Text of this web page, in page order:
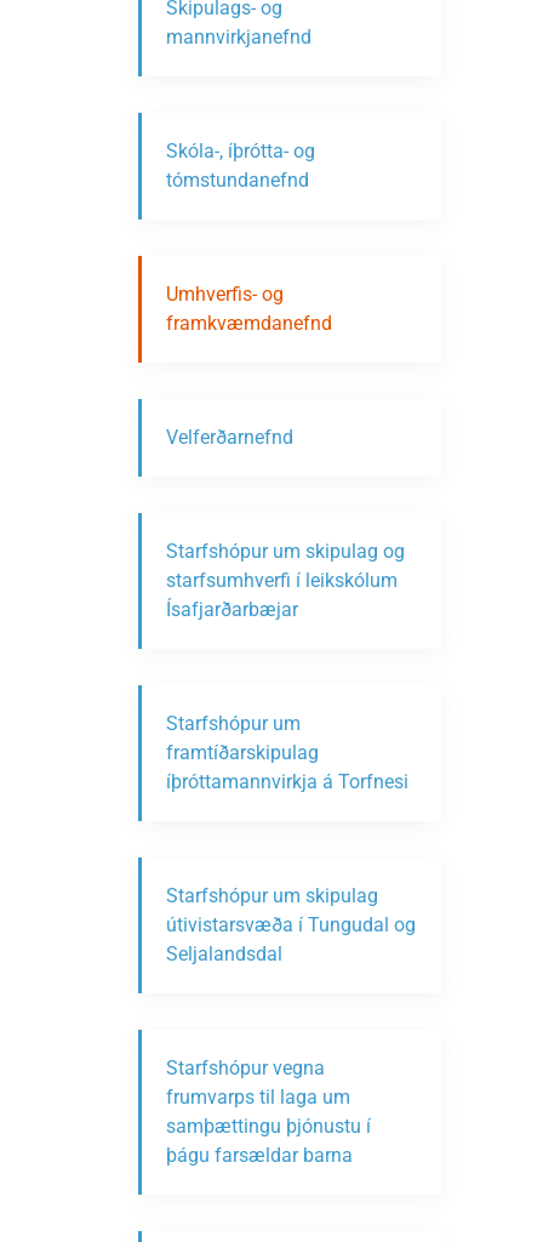
Skipulags- og
mannvirkjanefnd
Skóla-, íþrótta- og
tómstundanefnd
Umhverfis- og
framkvæmdanefnd
Velferðarnefnd
Starfshópur um skipulag og
starfsumhverfi í leikskólum
Ísafjarðarbæjar
Starfshópur um
framtíðarskipulag
íþróttamannvirkja á Torfnesi
Starfshópur um skipulag
útivistarsvæða í Tungudal og
Seljalandsdal
Starfshópur vegna
frumvarps til laga um
samþættingu þjónustu í
þágu farsældar barna